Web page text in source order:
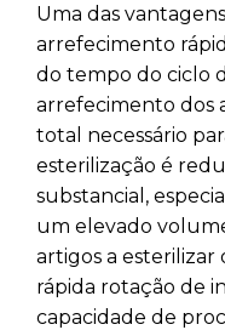
Uma das
arrefecimento
do tempo do ciclo
arrefecimento dos
total necessário
esterilização é
substancial,
um elevado
artigos a esterilizar
rápida rotação de
capacidade de